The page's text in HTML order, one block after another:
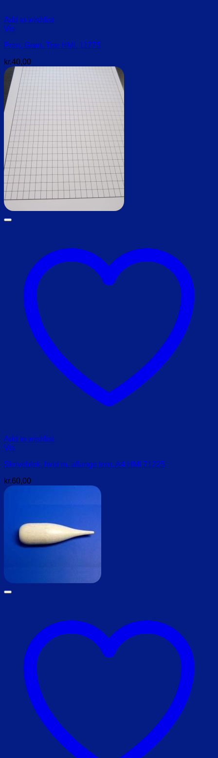
Add to wishlist
Vis
Pren, Grøn. Træ HMI. 11775
kr.40,00
Add to wishlist
Vis
Skriveblok, hvid m. aflange tern, A4 HMI 71225
kr.60,00